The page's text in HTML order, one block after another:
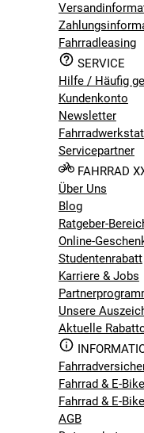
Fahrradleasing
SERVICE
Hilfe / Häufig
Kundenkonto
Newsletter
Servicepartner
FAHRRAD
Über Uns
Blog
Ratgeber-
Online-
Studentenrabatt
Karriere & Jobs
Unsere
Aktuelle
Fahrrad & E-
Fahrrad & E-
AGB